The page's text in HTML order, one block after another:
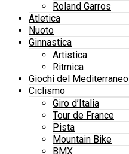
Roland Garros
Atletica
Nuoto
Ginnastica
Artistica
Ritmica
Giochi del Mediterraneo
Ciclismo
Giro d’Italia
Tour de France
Pista
Mountain Bike
BMX